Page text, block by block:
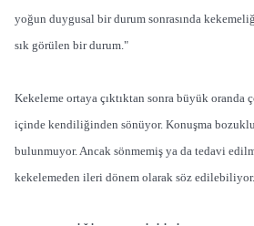
yoğun duygusal bir durum sonrasında
sık görülen bir durum."
Kekeleme ortaya çıktıktan sonra büyük oranda
içinde kendiliğinden sönüyor. Konuşma
bulunmuyor. Ancak sönmemiş ya da tedavi
kekelemeden ileri dönem olarak söz edilebiliyor.